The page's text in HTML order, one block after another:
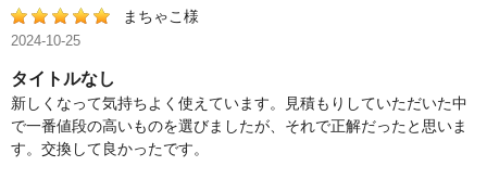
まちゃこ様
2024-10-25
タイトルなし
新しくなって気持ちよく使えています。見積もりしていただいた中
で一番値段の高いものを選びましたが、それで正解だったと思いま
す。交換して良かったです。